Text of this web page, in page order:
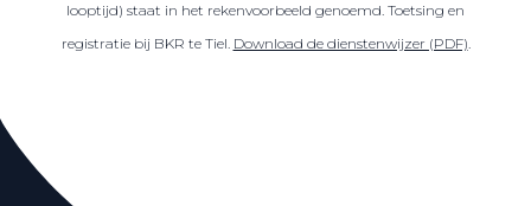
looptijd) staat in het rekenvoorbeeld genoemd. Toetsing en
registratie bij BKR te Tiel. Download de dienstenwijzer (PDF).